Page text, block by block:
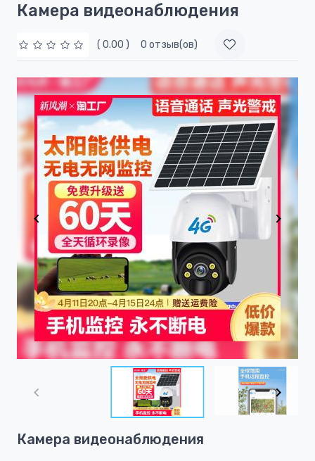
Камера видеонаблюдения
( 0.00 ) 0 отзыв(ов)
1Камера видеонаблюдения